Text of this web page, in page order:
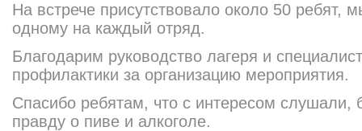
На встрече присутствовало около 50 ребят,
одному на каждый отряд.
Благодарим руководство лагеря и
профилактики за организацию мероприятия.
Спасибо ребятам, что с интересом слушали,
правду о пиве и алкоголе.